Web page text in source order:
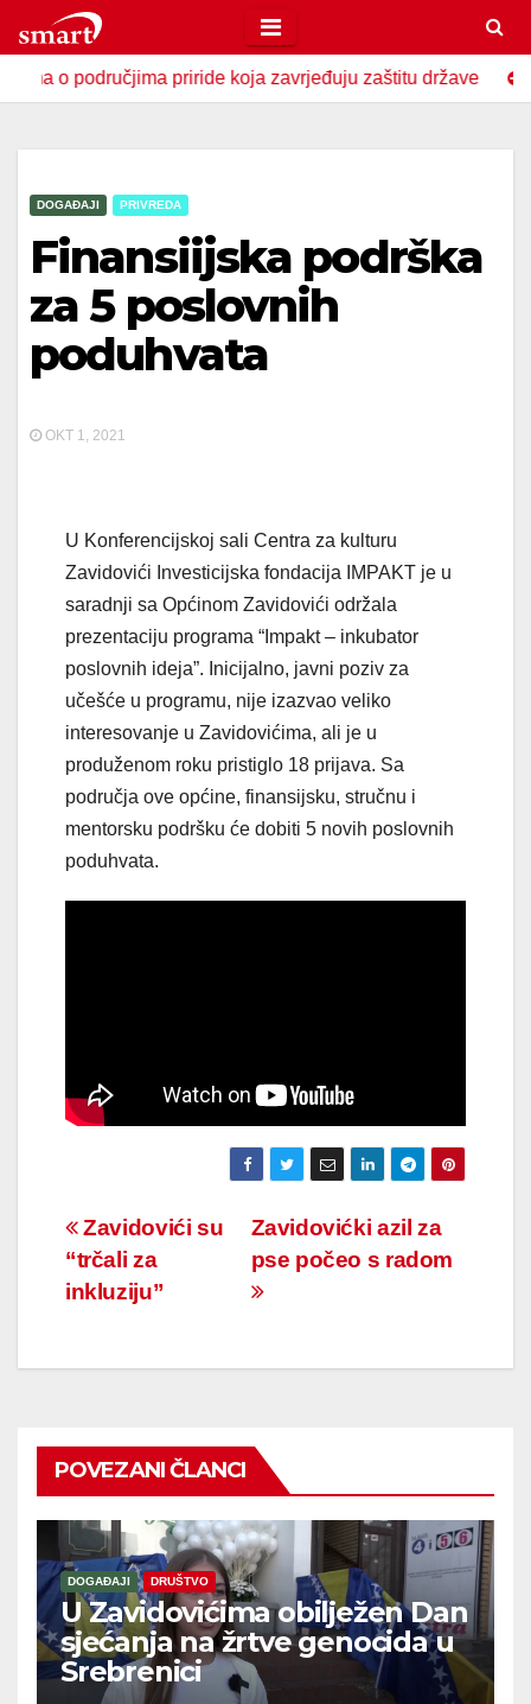
to
content
područjima priride koja zavrjeđuju zaštitu države U
DOGAĐAJI PRIVREDA
Finansiijska podrška
za 5 poslovnih
poduhvata
OKT 1, 2021
U Konferencijskoj sali Centra za kulturu
Zavidovići Investicijska fondacija IMPAKT je u
saradnji sa Općinom Zavidovići održala
prezentaciju programa “Impakt – inkubator
poslovnih ideja”. Inicijalno, javni poziv za
učešće u programu, nije izazvao veliko
interesovanje u Zavidovićima, ali je u
produženom roku pristiglo 18 prijava. Sa
područja ove općine, finansijsku, stručnu i
mentorsku podršku će dobiti 5 novih poslovnih
poduhvata.
Navigacija
članaka
Zavidovićki azil za
pse počeo s radom
Zavidovići su
“trčali za
inkluziju”
POVEZANI ČLANCI
DOGAĐAJI DRUŠTVO
U Zavidovićima obilježen Dan
sjećanja na žrtve genocida u
Srebrenici